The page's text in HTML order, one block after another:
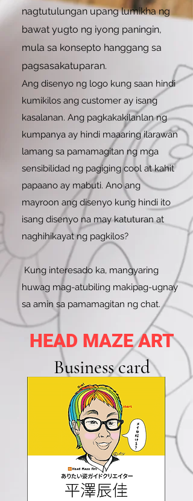
nagtutulungan upang lumikha ng
bawat yugto ng iyong paningin,
mula sa konsepto hanggang sa
pagsasakatuparan.
Ang disenyo ng logo kung saan hindi
kumikilos ang customer ay isang
kasalanan. Ang pagkakakilanlan ng
kumpanya ay hindi maaaring ilarawan
lamang sa pamamagitan ng mga
sensibilidad ng pagiging cool at kahit
papaano ay mabuti. Ano ang
mayroon ang disenyo kung hindi ito
isang disenyo na may katuturan at
naghihikayat ng pagkilos?
Kung interesado ka, mangyaring
huwag mag-atubiling makipag-ugnay
sa amin sa pamamagitan ng chat.
HEAD MAZE ART
Business card